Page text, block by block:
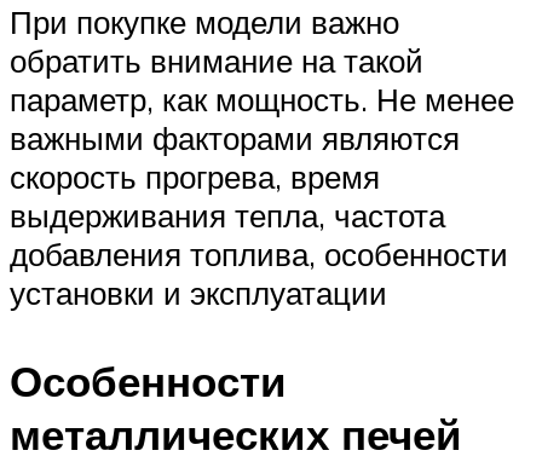
При покупке модели важно
обратить внимание на такой
параметр, как мощность. Не менее
важными факторами являются
скорость прогрева, время
выдерживания тепла, частота
добавления топлива, особенности
установки и эксплуатации
Особенности
металлических печей